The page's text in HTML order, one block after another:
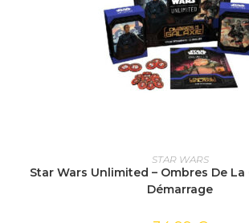
AJOUTER AU PANIER
STAR WARS
Star Wars Unlimited – Ombres De La
Démarrage